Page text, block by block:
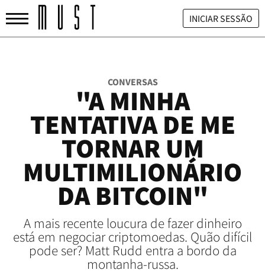
INICIAR SESSÃO
CONVERSAS
"A MINHA
TENTATIVA DE ME
TORNAR UM
MULTIMILIONÁRIO
DA BITCOIN"
A mais recente loucura de fazer dinheiro
está em negociar criptomoedas. Quão difícil
pode ser? Matt Rudd entra a bordo da
montanha-russa.